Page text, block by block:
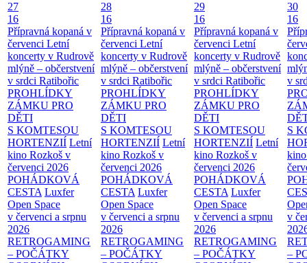
27
16
Přípravná kopaná v
červenci Letní
koncerty v Rudrově
mlýně – občerstvení
v srdci Ratibořic
PROHLÍDKY
ZÁMKU PRO
DĚTI
S KOMTESOU
HORTENZIÍ Letní
kino Rozkoš v
červenci 2026
POHÁDKOVÁ
CESTA Luxfer
Open Space
v červenci a srpnu
2026
RETROGAMING
– POČÁTKY
28
16
Přípravná kopaná v
červenci Letní
koncerty v Rudrově
mlýně – občerstvení
v srdci Ratibořic
PROHLÍDKY
ZÁMKU PRO
DĚTI
S KOMTESOU
HORTENZIÍ Letní
kino Rozkoš v
červenci 2026
POHÁDKOVÁ
CESTA Luxfer
Open Space
v červenci a srpnu
2026
RETROGAMING
– POČÁTKY
29
16
Přípravná kopaná v
červenci Letní
koncerty v Rudrově
mlýně – občerstvení
v srdci Ratibořic
PROHLÍDKY
ZÁMKU PRO
DĚTI
S KOMTESOU
HORTENZIÍ Letní
kino Rozkoš v
červenci 2026
POHÁDKOVÁ
CESTA Luxfer
Open Space
v červenci a srpnu
2026
RETROGAMING
– POČÁTKY
30
16
v
S
v
–